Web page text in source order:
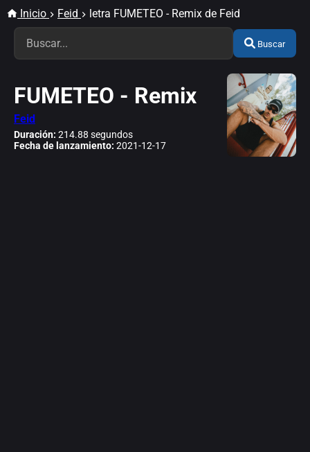
Inicio Feid letra FUMETEO - Remix de Feid
Buscar
FUMETEO - Remix
Feid
Duración: 214.88 segundos
Fecha de lanzamiento: 2021-12-17